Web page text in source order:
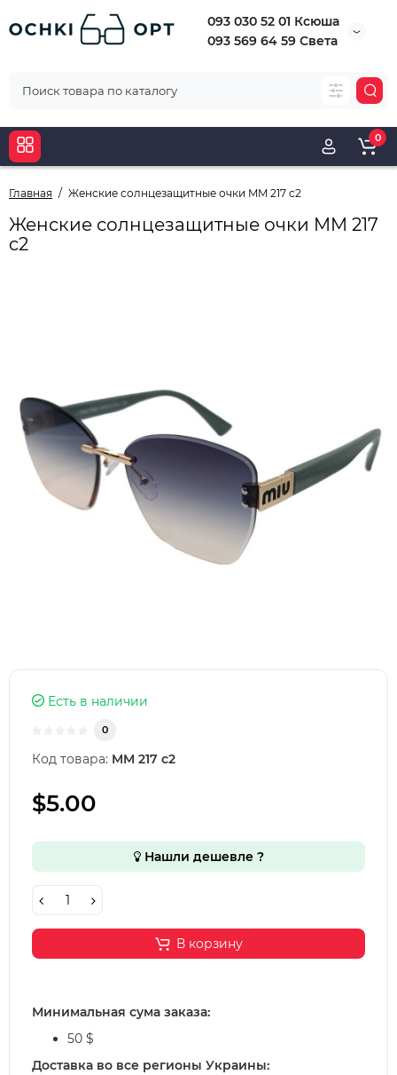
093 030 52 01 Ксюша
093 569 64 59 Света
0
Главная Женские солнцезащитные очки MM 217 c2
Женские солнцезащитные очки MM 217
c2
Есть в наличии
0
Код товара: MM 217 c2
$5.00
Нашли дешевле ?
В корзину
Минимальная сума заказа:
50 $
Доставка во все регионы Украины: